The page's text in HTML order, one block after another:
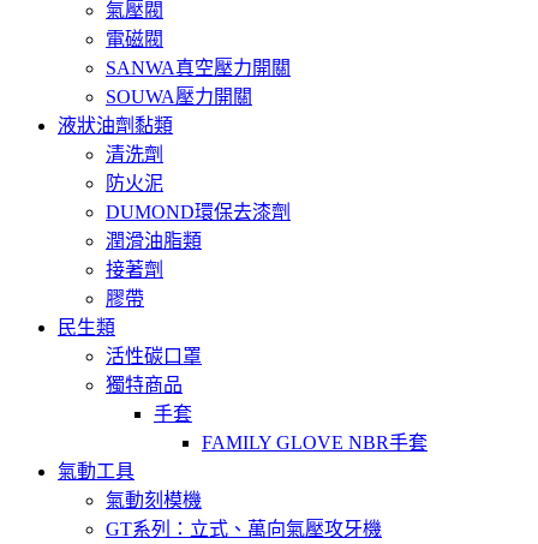
氣壓閥
電磁閥
SANWA真空壓力開關
SOUWA壓力開關
液狀油劑黏類
清洗劑
防火泥
DUMOND環保去漆劑
潤滑油脂類
接著劑
膠帶
民生類
活性碳口罩
獨特商品
手套
FAMILY GLOVE NBR手套
氣動工具
氣動刻模機
GT系列：立式、萬向氣壓攻牙機